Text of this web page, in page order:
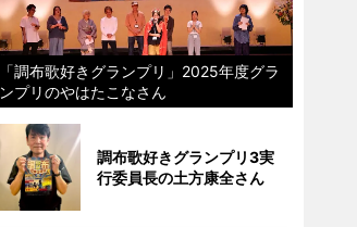
「調布歌好きグランプリ」2025年度グラ
ンプリのやはたこなさん
調布歌好きグランプリ3実
行委員長の土方康全さん